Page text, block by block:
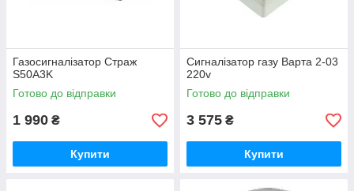
Газосигналізатор Страж
S50А3K
Готово до відправки
1 990 ₴
Купити
Сигналізатор газу Варта 2-03
220v
Готово до відправки
3 575 ₴
Купити